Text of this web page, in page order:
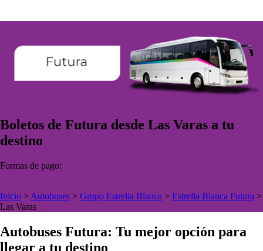
Boletos de Futura desde Las Varas a tu
destino
Formas de pago:
Inicio > Autobuses > Grupo Estrella Blanca > Estrella Blanca Futura >
Las Varas
Autobuses Futura: Tu mejor opción para
llegar a tu destino